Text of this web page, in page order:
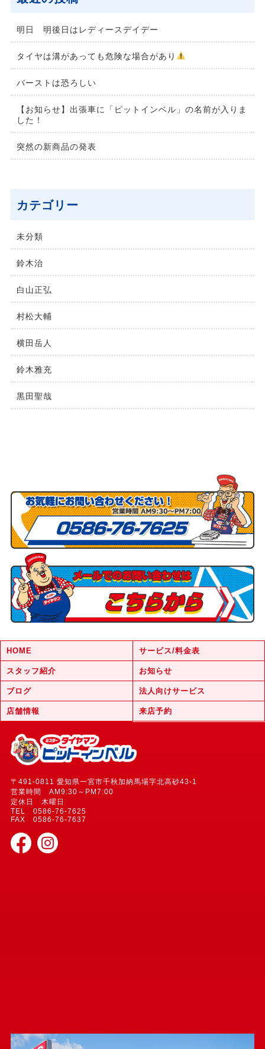
明日 明後日はレディースデイデー
タイヤは溝があっても危険な場合があり
バーストは恐ろしい
【お知らせ】出張車に「ピットインベル」の名前が入りま
した！
突然の新商品の発表
カテゴリー
未分類
鈴⽊治
⽩⼭正弘
村松⼤輔
横⽥岳⼈
鈴木雅充
黒田聖哉
HOME サービス/料金表
スタッフ紹介 お知らせ
ブログ 法人向けサービス
店舗情報 来店予約
〒491-0811 愛知県一宮市千秋加納馬場字北高砂43-1
営業時間 AM9:30～PM7:00
定休日 木曜日
TEL 0586-76-7625
FAX 0586-76-7637